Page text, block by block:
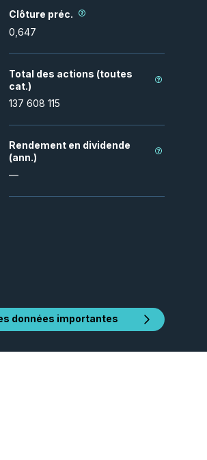
Clôture préc.
0,647
Total des actions (toutes
cat.)
137 608 115
Rendement en dividende
(ann.)
—
données importantes